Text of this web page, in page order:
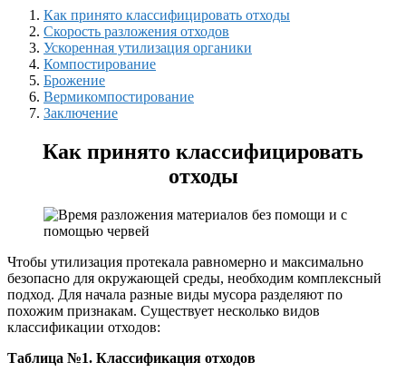
Как принято классифицировать отходы
Скорость разложения отходов
Ускоренная утилизация органики
Компостирование
Брожение
Вермикомпостирование
Заключение
Как принято классифицировать
отходы
Чтобы утилизация протекала равномерно и максимально
безопасно для окружающей среды, необходим комплексный
подход. Для начала разные виды мусора разделяют по
похожим признакам. Существует несколько видов
классификации отходов:
Таблица №1. Классификация отходов